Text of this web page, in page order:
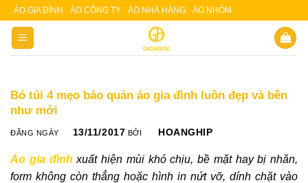
Skip
content
ÁO GIA ĐÌNH ÁO CÔNG TY ÁO NHÀ HÀNG ÁO NHÓM
Bỏ túi 4 mẹo bảo quản áo gia đình luôn đẹp và bền
như mới
ĐĂNG NGÀY 13/11/2017 BỞI HOANGHIP
Áo gia đình xuất hiện mùi khó chịu, bề mặt hay bị nhăn,
form không còn thẳng hoặc hình in nứt vỡ, dính chặt vào